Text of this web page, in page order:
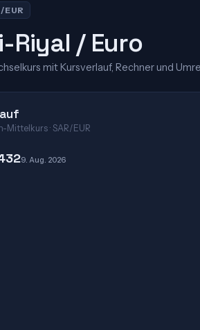
EUR
Riyal / Euro
mit Kursverlauf, Rechner und
Mittelkurs · SAR/EUR
9. Aug. 2026